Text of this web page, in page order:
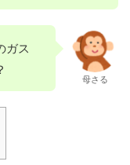
ガス
母さる